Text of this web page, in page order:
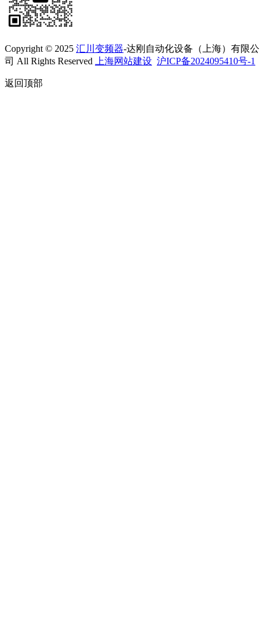
Copyright © 2025 汇川变频器-达刚自动化设备（上海）有限公
司 All Rights Reserved
上海网站建设 沪ICP备2024095410号-1
返回顶部